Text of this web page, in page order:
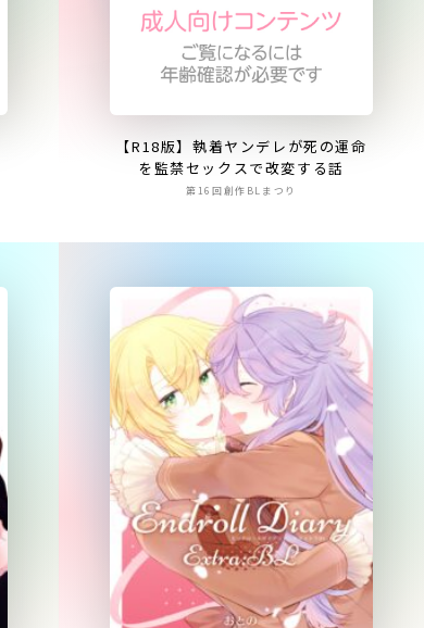
【R18版】執着ヤンデレが死の運命
を監禁セックスで改変する話
第16回創作BLまつり